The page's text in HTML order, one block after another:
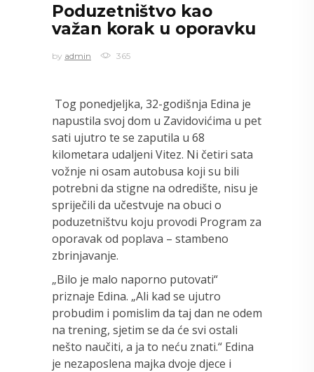
Poduzetništvo kao
važan korak u oporavku
by admin 365
Tog ponedjeljka, 32-godišnja Edina je
napustila svoj dom u Zavidovićima u pet
sati ujutro te se zaputila u 68
kilometara udaljeni Vitez. Ni četiri sata
vožnje ni osam autobusa koji su bili
potrebni da stigne na odredište, nisu je
spriječili da učestvuje na obuci o
poduzetništvu koju provodi Program za
oporavak od poplava – stambeno
zbrinjavanje.
„Bilo je malo naporno putovati“
priznaje Edina. „Ali kad se ujutro
probudim i pomislim da taj dan ne odem
na trening, sjetim se da će svi ostali
nešto naučiti, a ja to neću znati.“ Edina
je nezaposlena majka dvoje djece i